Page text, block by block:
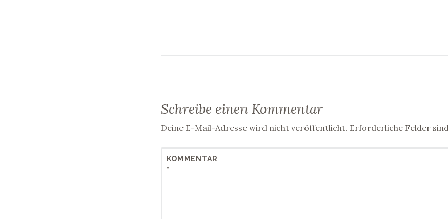
Schreibe einen Kommentar
Deine E-Mail-Adresse wird nicht veröffentlicht. Erforderliche Felder
KOMMENTAR
*